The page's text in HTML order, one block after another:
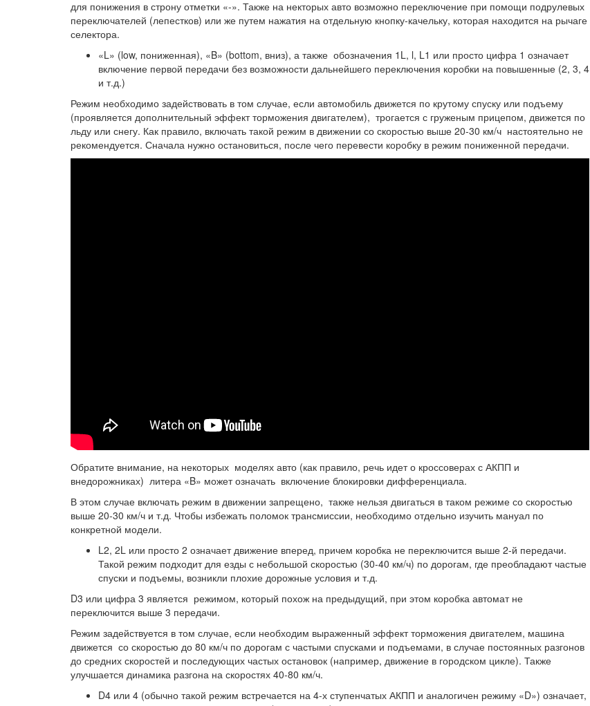
для понижения в строну отметки «-». Также на некторых авто возможно переключение при помощи подрулевых
переключателей (лепестков) или же путем нажатия на отдельную кнопку-качельку, которая находится на рычаге
селектора.
«L» (low, пониженная), «B» (bottom, вниз), а также обозначения 1L, l, L1 или просто цифра 1 означает
включение первой передачи без возможности дальнейшего переключения коробки на повышенные (2, 3, 4
и т.д.)
Режим необходимо задействовать в том случае, если автомобиль движется по крутому спуску или подъему
(проявляется дополнительный эффект торможения двигателем), трогается с груженым прицепом, движется по
льду или снегу. Как правило, включать такой режим в движении со скоростью выше 20-30 км/ч настоятельно не
рекомендуется. Сначала нужно остановиться, после чего перевести коробку в режим пониженной передачи.
Обратите внимание, на некоторых моделях авто (как правило, речь идет о кроссоверах с АКПП и
внедорожниках) литера «B» может означать включение блокировки дифференциала.
В этом случае включать режим в движении запрещено, также нельзя двигаться в таком режиме со скоростью
выше 20-30 км/ч и т.д. Чтобы избежать поломок трансмиссии, необходимо отдельно изучить мануал по
конкретной модели.
L2, 2L или просто 2 означает движение вперед, причем коробка не переключится выше 2-й передачи.
Такой режим подходит для езды с небольшой скоростью (30-40 км/ч) по дорогам, где преобладают частые
спуски и подъемы, возникли плохие дорожные условия и т.д.
D3 или цифра 3 является режимом, который похож на предыдущий, при этом коробка автомат не
переключится выше 3 передачи.
Режим задействуется в том случае, если необходим выраженный эффект торможения двигателем, машина
движется со скоростью до 80 км/ч по дорогам с частыми спусками и подъемами, в случае постоянных разгонов
до средних скоростей и последующих частых остановок (например, движение в городском цикле). Также
улучшается динамика разгона на скоростях 40-80 км/ч.
D4 или 4 (обычно такой режим встречается на 4-х ступенчатых АКПП и аналогичен режиму «D») означает,